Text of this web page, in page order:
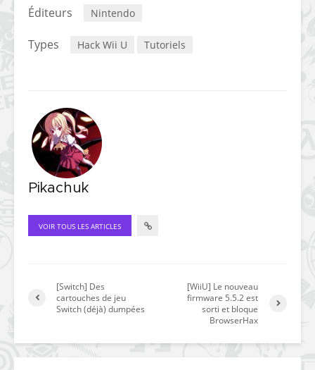
Éditeurs Nintendo
Types Hack Wii U Tutoriels
Pikachuk
VOIR TOUS LES ARTICLES
[Switch] Des
cartouches de jeu
Switch (déjà) dumpées
[WiiU] Le nouveau
firmware 5.5.2 est
sorti et bloque
BrowserHax